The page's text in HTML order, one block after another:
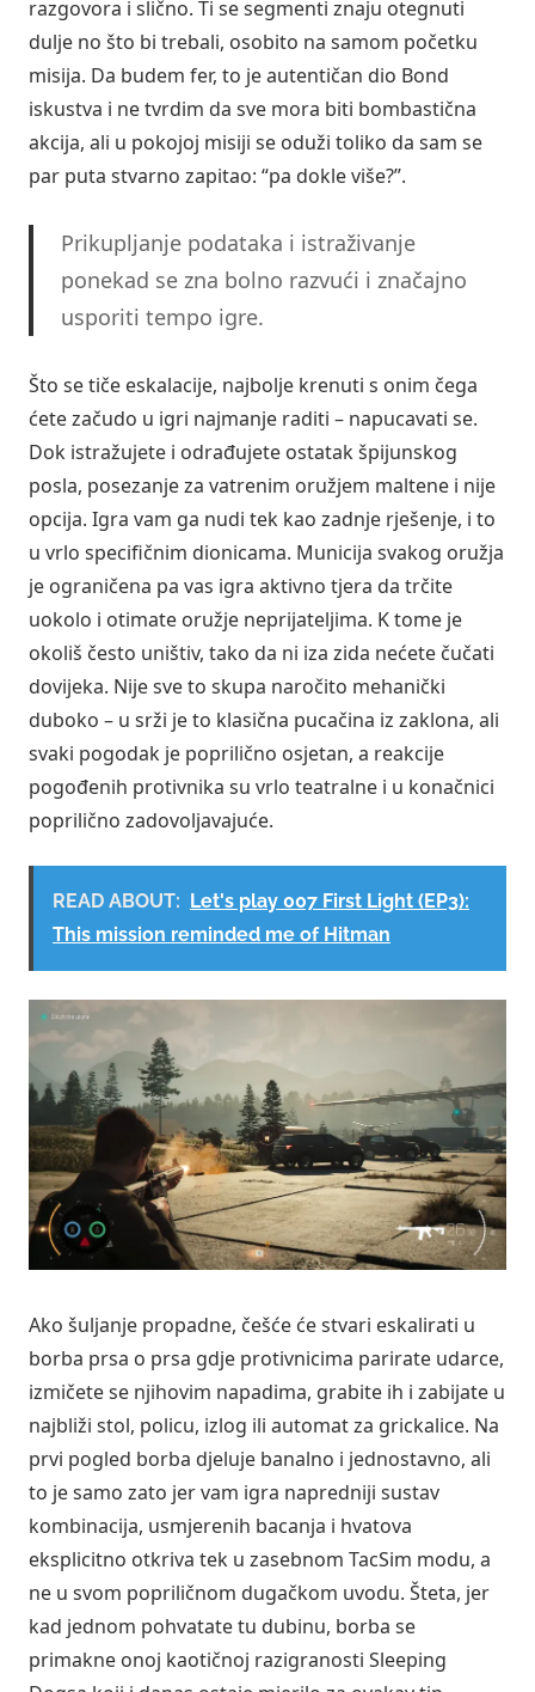
razgovora i slično. Ti se segmenti znaju otegnuti
dulje no što bi trebali, osobito na samom početku
misija. Da budem fer, to je autentičan dio Bond
iskustva i ne tvrdim da sve mora biti bombastična
akcija, ali u pokojoj misiji se oduži toliko da sam se
par puta stvarno zapitao: “pa dokle više?”.
Prikupljanje podataka i istraživanje
ponekad se zna bolno razvući i značajno
usporiti tempo igre.
Što se tiče eskalacije, najbolje krenuti s onim čega
ćete začudo u igri najmanje raditi – napucavati se.
Dok istražujete i odrađujete ostatak špijunskog
posla, posezanje za vatrenim oružjem maltene i nije
opcija. Igra vam ga nudi tek kao zadnje rješenje, i to
u vrlo specifičnim dionicama. Municija svakog oružja
je ograničena pa vas igra aktivno tjera da trčite
uokolo i otimate oružje neprijateljima. K tome je
okoliš često uništiv, tako da ni iza zida nećete čučati
dovijeka. Nije sve to skupa naročito mehanički
duboko – u srži je to klasična pucačina iz zaklona, ali
svaki pogodak je poprilično osjetan, a reakcije
pogođenih protivnika su vrlo teatralne i u konačnici
poprilično zadovoljavajuće.
READ ABOUT:
Let's play 007 First Light (EP3):
This mission reminded me of Hitman
Ako šuljanje propadne, češće će stvari eskalirati u
borba prsa o prsa gdje protivnicima parirate udarce,
izmičete se njihovim napadima, grabite ih i zabijate u
najbliži stol, policu, izlog ili automat za grickalice. Na
prvi pogled borba djeluje banalno i jednostavno, ali
to je samo zato jer vam igra napredniji sustav
kombinacija, usmjerenih bacanja i hvatova
eksplicitno otkriva tek u zasebnom TacSim modu, a
ne u svom popriličnom dugačkom uvodu. Šteta, jer
kad jednom pohvatate tu dubinu, borba se
primakne onoj kaotičnoj razigranosti Sleeping